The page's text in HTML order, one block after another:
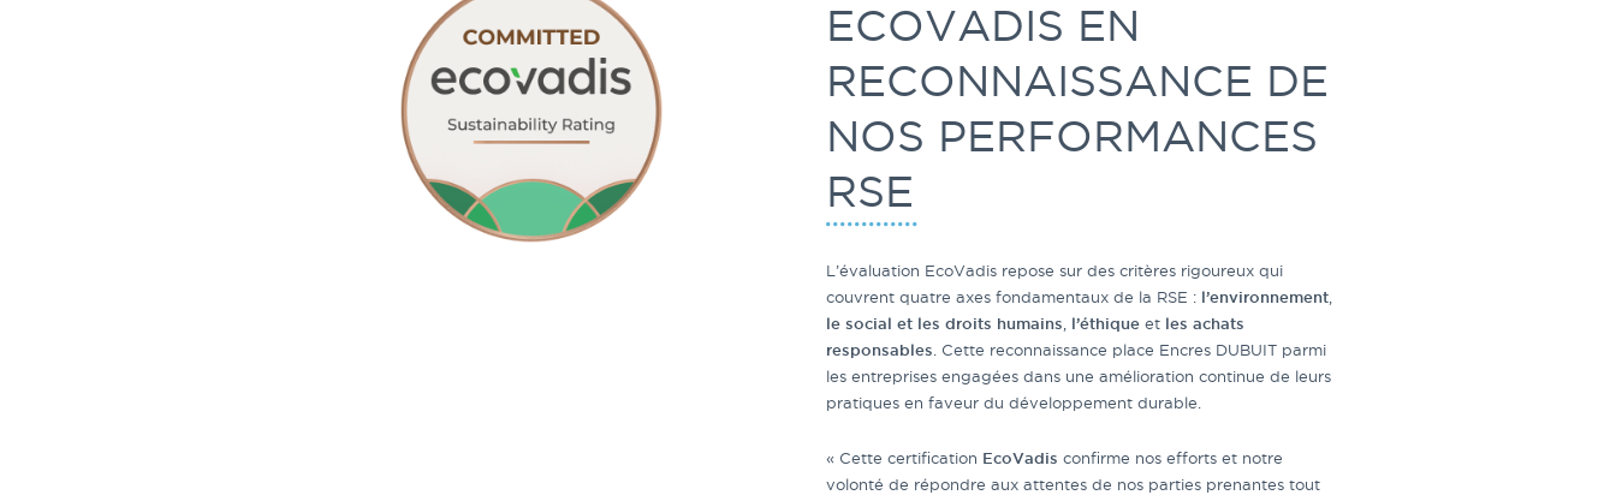
ECOVADIS EN
RECONNAISSANCE DE
NOS PERFORMANCES
RSE
L’évaluation EcoVadis repose sur des critères rigoureux qui
couvrent quatre axes fondamentaux de la RSE : l’environnement
le social et les droits humains
l’éthique et les achats
responsables . Cette reconnaissance place Encres DUBUIT parmi
les entreprises engagées dans une amélioration continue de leurs
pratiques en faveur du développement durable.
« Cette certification EcoVadis confirme nos efforts et notre
volonté de répondre aux attentes de nos parties prenantes tout